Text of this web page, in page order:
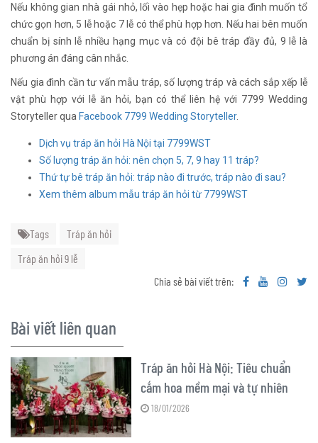
Nếu không gian nhà gái nhỏ, lối vào hẹp hoặc hai gia đình muốn tổ
chức gọn hơn, 5 lễ hoặc 7 lễ có thể phù hợp hơn. Nếu hai bên muốn
chuẩn bị sính lễ nhiều hạng mục và có đội bê tráp đầy đủ, 9 lễ là
phương án đáng cân nhắc.
Nếu gia đình cần tư vấn mẫu tráp, số lượng tráp và cách sắp xếp lễ
vật phù hợp với lễ ăn hỏi, bạn có thể liên hệ với 7799 Wedding
Storyteller qua Facebook 7799 Wedding Storyteller.
Dịch vụ tráp ăn hỏi Hà Nội tại 7799WST
Số lượng tráp ăn hỏi: nên chọn 5, 7, 9 hay 11 tráp?
Thứ tự bê tráp ăn hỏi: tráp nào đi trước, tráp nào đi sau?
Xem thêm album mẫu tráp ăn hỏi từ 7799WST
Tags
Tráp ăn hỏi
Tráp ăn hỏi 9 lễ
Chia sẻ bài viết trên:
Bài viết liên quan
Tráp ăn hỏi Hà Nội: Tiêu chuẩn
cắm hoa mềm mại và tự nhiên
18/01/2026